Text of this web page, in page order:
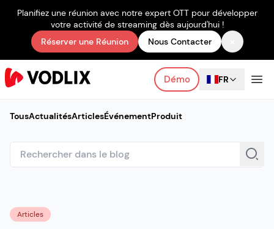
Planifiez une réunion avec notre expert OTT pour développer
votre activité de streaming dès aujourd'hui !
Réserver une Réunion
Nous Contacter
Démo FR
TousActualitésArticlesÉvénementProduit
Articles